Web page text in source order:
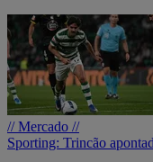
// Mercado //
Sporting: Trincão